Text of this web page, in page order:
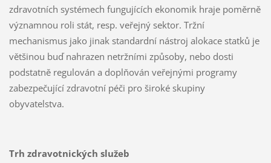
zdravotních systémech fungujících ekonomik hraje poměrně
významnou roli stát, resp. veřejný sektor. Tržní
mechanismus jako jinak standardní nástroj alokace statků je
většinou buď nahrazen netržními způsoby, nebo dosti
podstatně regulován a doplňován veřejnými programy
zabezpečující zdravotní péči pro široké skupiny
obyvatelstva.
Trh zdravotnických služeb